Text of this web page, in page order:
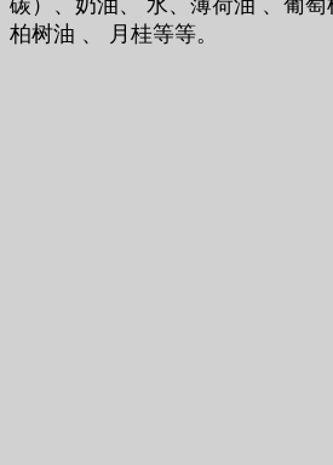
碳）、奶油、 水、薄荷油 、葡萄
柏树油 、 月桂等等。